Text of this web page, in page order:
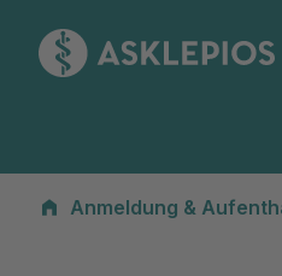
Anmeldung &